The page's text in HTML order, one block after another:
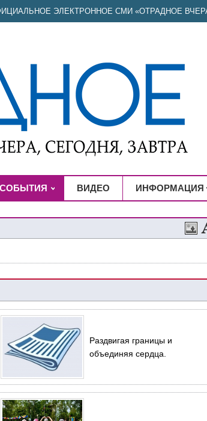
ЭЛЕКТРОННОЕ СМИ «ОТРАДНОЕ
СОБЫТИЯ ВИДЕО ИНФОРМАЦИЯ
Раздвигая границы и
объединяя сердца.